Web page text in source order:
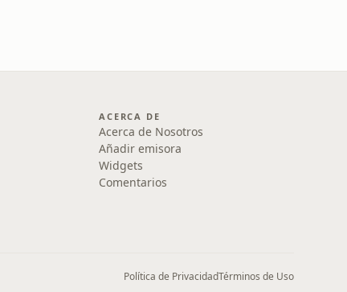
ACERCA DE
Acerca de Nosotros
Añadir emisora
Widgets
Comentarios
Política de PrivacidadTérminos de Uso